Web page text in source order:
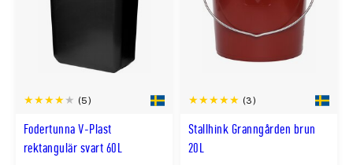
Fodertunna V-Plast
rektangulär svart 60L
(5)
Stallhink Granngården brun
20L
(3)